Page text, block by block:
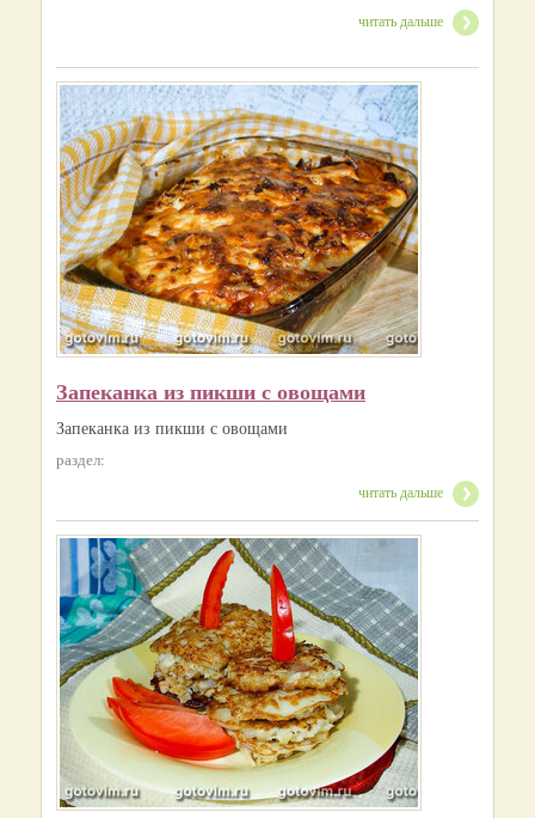
читать дальше
Запеканка из пикши с овощами
Запеканка из пикши с овощами
раздел:
читать дальше